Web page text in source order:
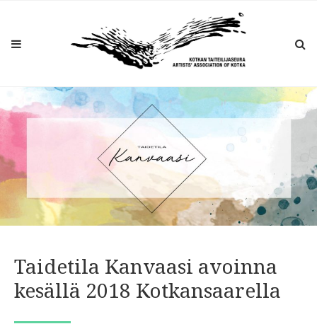
Taidetila Kanvaasi avoinna
kesällä 2018 Kotkansaarella